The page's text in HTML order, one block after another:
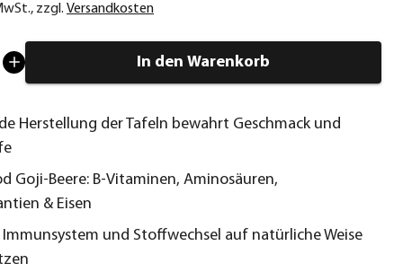
, zzgl. Versandkosten
In den Warenkorb
Herstellung der Tafeln bewahrt Geschmack und
Goji-Beere: B-Vitaminen, Aminosäuren,
& Eisen
Immunsystem und Stoffwechsel auf natürliche Weise